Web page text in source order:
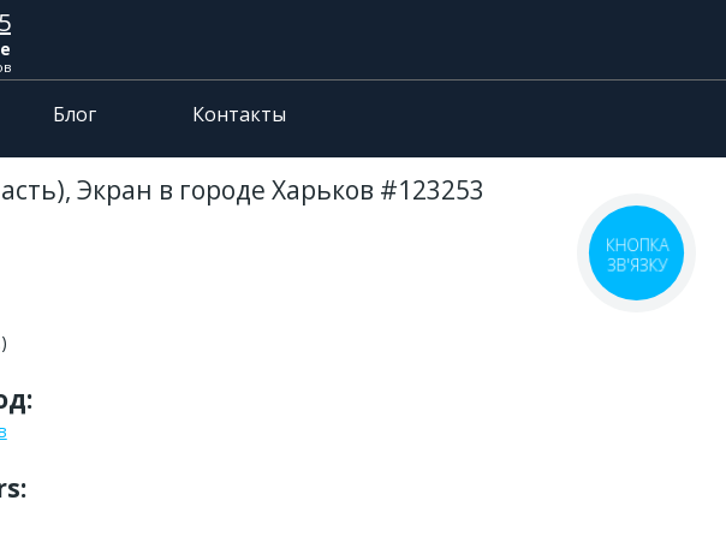
Блог Контакты
Экран в городе Харьков #123253
:
КНОПКА
ЗВ'ЯЗКУ